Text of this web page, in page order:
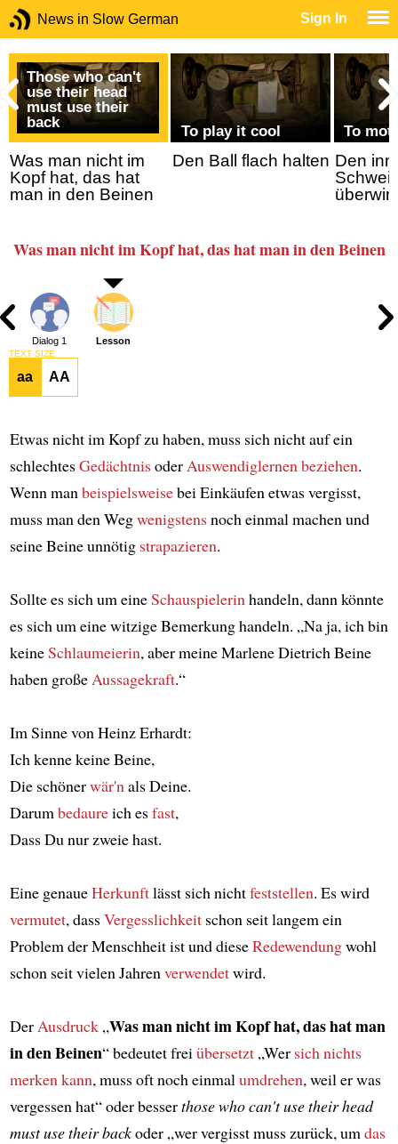
News in Slow German Sign In
Those who can't
use their head
must use their
back
Was man nicht im
Kopf hat, das hat
man in den Beinen
To play it cool
Den Ball flach halten
To
Den
Was man nicht im Kopf hat, das hat man in den Beinen
Dialog 1 Lesson
TEXT SIZE
aa AA
Etwas nicht im Kopf zu haben, muss sich nicht auf ein
schlechtesGedächtnisoder Auswendiglernen beziehen.
Wenn man beispielsweisebei Einkäufen etwas vergisst,
muss man den Wegwenigstensnoch einmal machen und
seine Beine unnötig strapazieren.
Sollte es sich um eineSchauspielerin handeln, dann könnte
es sich um eine witzige Bemerkung handeln. „Na ja, ich bin
keineSchlaumeierin, aber meine Marlene Dietrich Beine
haben große Aussagekraft.“
Im Sinne von Heinz Erhardt:
Ich kenne keine Beine,
Die schönerwär'n als Deine.
Darum bedaureich esfast,
Dass Du nur zweie hast.
Eine genaueHerkunftlässt sich nichtfeststellen. Es wird
vermutet, dassVergesslichkeitschon seit langem ein
Problem der Menschheit ist und dieseRedewendungwohl
schon seit vielen Jahren verwendetwird.
Der Ausdruck„Was man nicht im Kopf hat, das hat man
in den Beinen“ bedeutet frei übersetzt„Wer sich nichts
merken kann, muss oft noch einmal umdrehen, weil er was
vergessen hat“ oder besserthose who can't use their head
must use their backoder „wer vergisst muss zurück, um das